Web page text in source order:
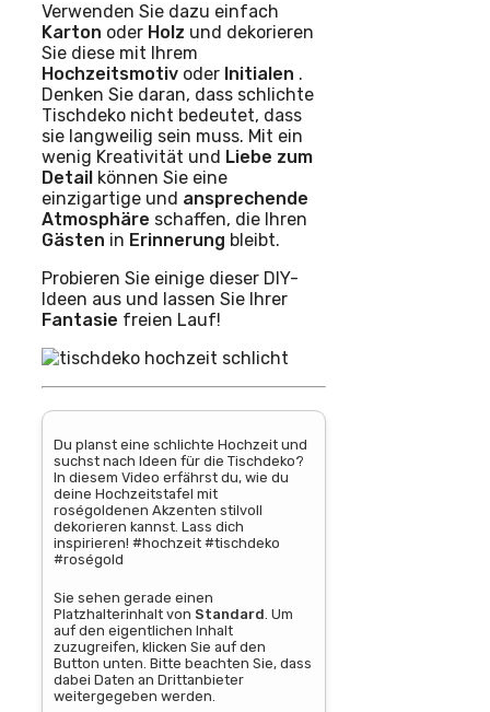
Verwenden Sie dazu einfach
Karton oder Holz und dekorieren
Sie diese mit Ihrem
Hochzeitsmotiv oder Initialen .
Denken Sie daran, dass schlichte
Tischdeko nicht bedeutet, dass
sie langweilig sein muss. Mit ein
wenig Kreativität und Liebe zum
Detail können Sie eine
einzigartige und ansprechende
Atmosphäre schaffen, die Ihren
Gästen in Erinnerung bleibt.
Probieren Sie einige dieser DIY-
Ideen aus und lassen Sie Ihrer
Fantasie freien Lauf!
Du planst eine schlichte Hochzeit und
suchst nach Ideen für die Tischdeko?
In diesem Video erfährst du, wie du
deine Hochzeitstafel mit
roségoldenen Akzenten stilvoll
dekorieren kannst. Lass dich
inspirieren! #hochzeit #tischdeko
#roségold
Sie sehen gerade einen
Platzhalterinhalt von Standard. Um
auf den eigentlichen Inhalt
zuzugreifen, klicken Sie auf den
Button unten. Bitte beachten Sie, dass
dabei Daten an Drittanbieter
weitergegeben werden.